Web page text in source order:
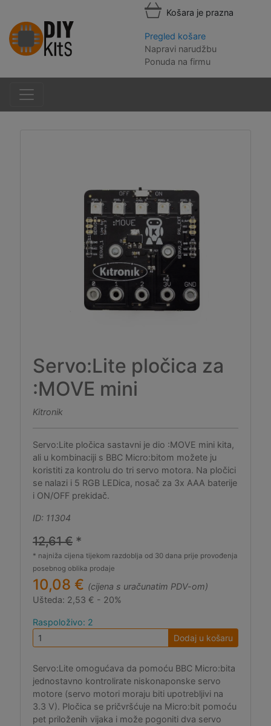
Košara je prazna
Pregled košare
Napravi narudžbu
Ponuda na firmu
Servo:Lite pločica za
:MOVE mini
Kitronik
Servo:Lite pločica sastavni je dio :MOVE mini kita,
ali u kombinaciji s BBC Micro:bitom možete ju
koristiti za kontrolu do tri servo motora. Na pločici
se nalazi i 5 RGB LEDica, nosač za 3x AAA baterije
i ON/OFF prekidač.
ID: 11304
12,61 € *
* najniža cijena tijekom razdoblja od 30 dana prije provođenja
posebnog oblika prodaje
10,08 € (cijena s uračunatim PDV-om)
Ušteda: 2,53 € - 20%
Raspoloživo: 2
Dodaj u košaru
Servo:Lite omogućava da pomoću BBC Micro:bita
jednostavno kontrolirate niskonaponske servo
motore (servo motori moraju biti upotrebljivi na
3.3 V). Pločica se pričvršćuje na Micro:bit pomoću
pet priloženih vijaka i može pogoniti dva servo